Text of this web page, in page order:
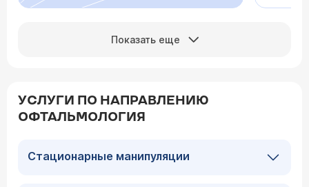
Показать еще
УСЛУГИ ПО НАПРАВЛЕНИЮ
ОФТАЛЬМОЛОГИЯ
Стационарные манипуляции